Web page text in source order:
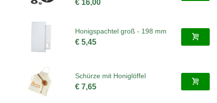
€ 16,00
Honigspachtel groß - 198 mm
€ 5,45
Schürze mit Honiglöffel
€ 7,65